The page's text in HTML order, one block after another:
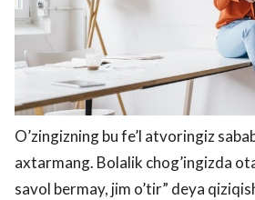
O’zingizning bu fe’l atvoringiz
axtarmang. Bolalik chog’ingizda
savol bermay, jim o’tir” deya